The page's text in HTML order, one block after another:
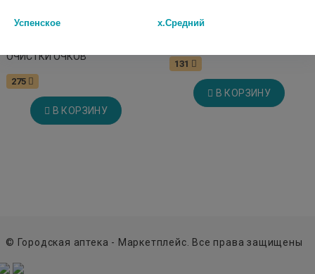
ОЧИСТКИ ОЧКОВ
275
В КОРЗИНУ
131
В КОРЗИНУ
© Городская аптека - Маркетплейс. Все права защищены
Успенское х.Средний